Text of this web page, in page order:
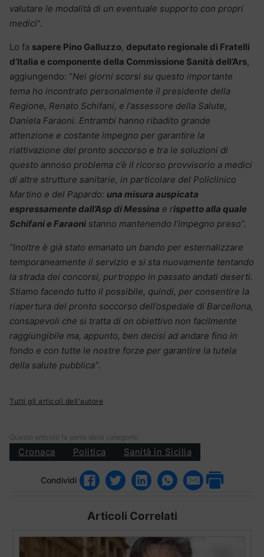
valutare le modalità di un eventuale supporto con propri
medici“.
Lo fa sapere Pino Galluzzo, deputato regionale di Fratelli
d’Italia e componente della Commissione Sanità dell’Ars,
aggiungendo: “Nei giorni scorsi su questo importante
tema ho incontrato personalmente il presidente della
Regione, Renato Schifani, e l’assessore della Salute,
Daniela Faraoni. Entrambi hanno ribadito grande
attenzione e costante impegno per garantire la
riattivazione del pronto soccorso e tra le soluzioni di
questo annoso problema c’è il ricorso provvisorio a medici
di altre strutture sanitarie, in particolare del Policlinico
Martino e del Papardo: una misura auspicata
espressamente dall’Asp di Messina e rispetto alla quale
Schifani e Faraoni stanno mantenendo l’impegno preso”.
“Inoltre è già stato emanato un bando per esternalizzare
temporaneamente il servizio e si sta nuovamente tentando
la strada dei concorsi, purtroppo in passato andati deserti.
Stiamo facendo tutto il possibile, quindi, per consentire la
riapertura del pronto soccorso dell’ospedale di Barcellona,
consapevoli che si tratta di on obiettivo non facilmente
raggiungibile ma, appunto, ben decisi ad andare fino in
fondo e con tutte le nostre forze per garantire la tutela
della salute pubblica”.
Tutti gli articoli dell'autore
Questo articolo fa parte delle categorie:
Cronaca Politica Sanità in Sicilia
Condividi
Articoli Correlati